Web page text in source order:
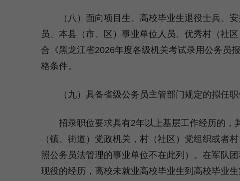
（八）面向项目生、高校毕业生退役士兵、安
员、本县（市、区）事业单位人员、优秀村（社
合《黑龙江省2026年度各级机关考试录用公务员
格条件。
（九）具备省级公务员主管部门规定的拟任职
招录职位要求具有2年以上基层工作经历的，
（镇、街道）党政机关，村（社区）党组织或者
照公务员法管理的事业单位不在此列）。在军队
现役的经历，离校未就业高校毕业生到高校毕业